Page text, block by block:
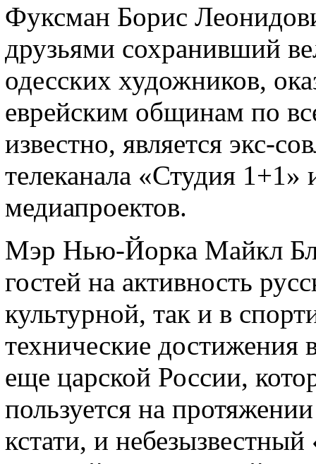
Фуксман Борис
друзьями сохранивший
одесских художников,
еврейским общинам по
известно, является экс-
телеканала «Студия
медиапроектов.
Мэр Нью-Йорка Майкл
гостей на активность
культурной, так и в
технические
еще царской России,
пользуется на
кстати, и